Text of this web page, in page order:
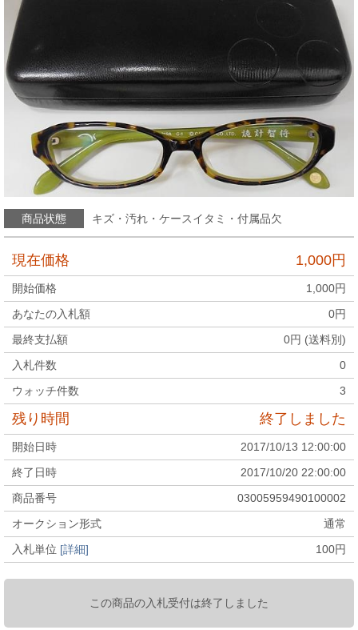
商品状態 キズ・汚れ・ケースイタミ・付属品欠
現在価格 1,000円
開始価格 1,000円
あなたの入札額
0円
最終支払額
0円 (送料別)
入札件数
0
ウォッチ件数
3
残り時間 終了しました
開始日時
2017/10/13 12:00:00
終了日時
2017/10/20 22:00:00
商品番号
03005959490100002
オークション形式
通常
入札単位 [詳細] 100円
この商品の入札受付は終了しました